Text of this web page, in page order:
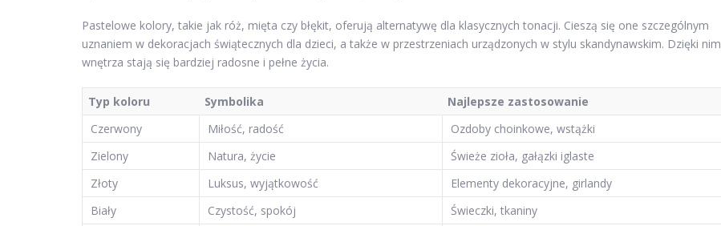
Pastelowe kolory, takie jak róż, mięta czy błękit, oferują alternatywę dla klasycznych tonacji. Cieszą się one szczególnym
uznaniem w dekoracjach świątecznych dla dzieci, a także w przestrzeniach urządzonych w stylu skandynawskim. Dzięki nim
wnętrza stają się bardziej radosne i pełne życia.
Typ koloru Symbolika
Najlepsze zastosowanie
Czerwony
Miłość, radość
Ozdoby choinkowe, wstążki
Zielony
Natura, życie
Świeże zioła, gałązki iglaste
Złoty
Luksus, wyjątkowość
Elementy dekoracyjne, girlandy
Biały
Czystość, spokój
Świeczki, tkaniny